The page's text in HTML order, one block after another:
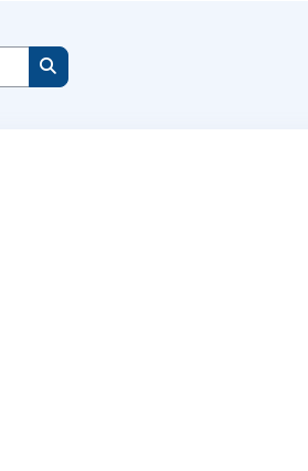
Meklēt kursus